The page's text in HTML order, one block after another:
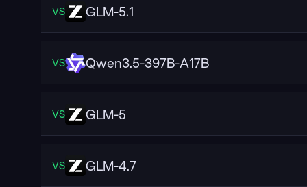
VS GLM-5.1
VS Qwen3.5-397B-A17B
VS GLM-5
VS GLM-4.7